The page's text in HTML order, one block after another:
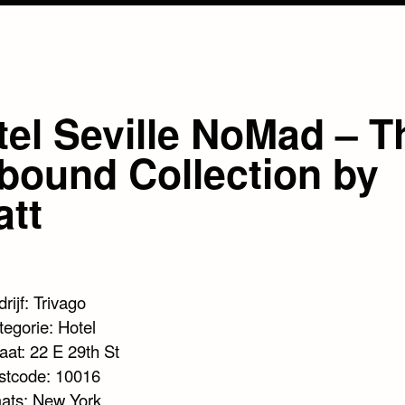
Seville NoMad –
Collection by
Trivago
Hotel
22 E 29th St
10016
New York